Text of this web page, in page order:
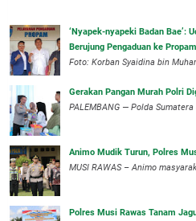
‘Nyapek-nyapeki Badan Bae’:
Berujung Pengaduan ke Propam
Foto: Korban Syaidina bin
Gerakan Pangan Murah Polri
PALEMBANG — Polda Sumatera
Animo Mudik Turun, Polres
MUSI RAWAS – Animo
Polres Musi Rawas Tanam